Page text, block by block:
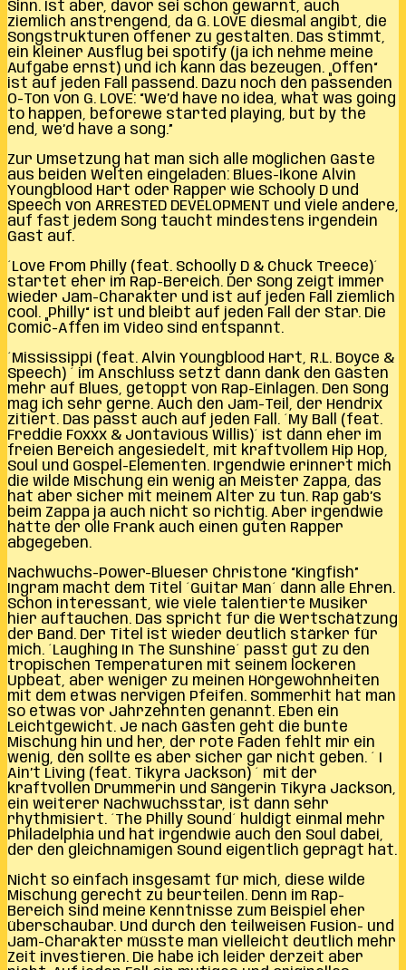
Sinn. Ist aber, davor sei schon gewarnt, auch
ziemlich anstrengend, da G. LOVE diesmal angibt, die
Songstrukturen offener zu gestalten. Das stimmt,
ein kleiner Ausflug bei spotify (ja ich nehme meine
Aufgabe ernst) und ich kann das bezeugen. „Offen“
ist auf jeden Fall passend. Dazu noch den passenden
O-Ton von G. LOVE: “We’d have no idea, what was going
to happen, beforewe started playing, but by the
end, we’d have a song.”
Zur Umsetzung hat man sich alle möglichen Gäste
aus beiden Welten eingeladen: Blues-Ikone Alvin
Youngblood Hart oder Rapper wie Schooly D und
Speech von ARRESTED DEVELOPMENT und viele andere,
auf fast jedem Song taucht mindestens irgendein
Gast auf.
´Love From Philly (feat. Schoolly D & Chuck Treece)´
startet eher im Rap-Bereich. Der Song zeigt immer
wieder Jam-Charakter und ist auf jeden Fall ziemlich
cool. „Philly“ ist und bleibt auf jeden Fall der Star. Die
Comic-Affen im Video sind entspannt.
´Mississippi (feat. Alvin Youngblood Hart, R.L. Boyce &
Speech) ´ im Anschluss setzt dann dank den Gästen
mehr auf Blues, getoppt von Rap-Einlagen. Den Song
mag ich sehr gerne. Auch den Jam-Teil, der Hendrix
zitiert. Das passt auch auf jeden Fall. ´My Ball (feat.
Freddie Foxxx & Jontavious Willis)´ ist dann eher im
freien Bereich angesiedelt, mit kraftvollem Hip Hop,
Soul und Gospel-Elementen. Irgendwie erinnert mich
die wilde Mischung ein wenig an Meister Zappa, das
hat aber sicher mit meinem Alter zu tun. Rap gab’s
beim Zappa ja auch nicht so richtig. Aber irgendwie
hätte der olle Frank auch einen guten Rapper
abgegeben.
Nachwuchs-Power-Blueser Christone “Kingfish”
Ingram macht dem Titel ´Guitar Man´ dann alle Ehren.
Schon interessant, wie viele talentierte Musiker
hier auftauchen. Das spricht für die Wertschätzung
der Band. Der Titel ist wieder deutlich stärker für
mich. ´Laughing In The Sunshine´ passt gut zu den
tropischen Temperaturen mit seinem lockeren
Upbeat, aber weniger zu meinen Hörgewohnheiten
mit dem etwas nervigen Pfeifen. Sommerhit hat man
so etwas vor Jahrzehnten genannt. Eben ein
Leichtgewicht. Je nach Gästen geht die bunte
Mischung hin und her, der rote Faden fehlt mir ein
wenig, den sollte es aber sicher gar nicht geben. ´ I
Ain’t Living (feat. Tikyra Jackson) ´ mit der
kraftvollen Drummerin und Sängerin Tikyra Jackson,
ein weiterer Nachwuchsstar, ist dann sehr
rhythmisiert. ´The Philly Sound´ huldigt einmal mehr
Philadelphia und hat irgendwie auch den Soul dabei,
der den gleichnamigen Sound eigentlich geprägt hat.
Nicht so einfach insgesamt für mich, diese wilde
Mischung gerecht zu beurteilen. Denn im Rap-
Bereich sind meine Kenntnisse zum Beispiel eher
überschaubar. Und durch den teilweisen Fusion- und
Jam-Charakter müsste man vielleicht deutlich mehr
Zeit investieren. Die habe ich leider derzeit aber